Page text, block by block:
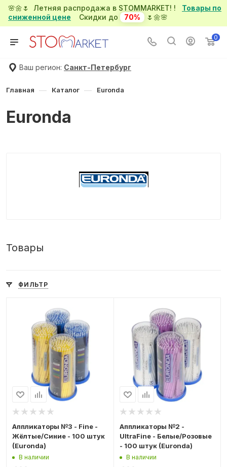
🌸🌼🌷 Летняя распродажа в STOMMARKET! ! Товары по
сниженной цене Скидки до 70% 🌷🌼🌸
0
Ваш регион: Санкт-Петербург
Главная — Каталог — Euronda
Euronda
Товары
ФИЛЬТР
Аппликаторы №3 - Fine -
Жёлтые/Синие - 100 штук
(Euronda)
В наличии
Аппликаторы №2 -
UltraFine - Белые/Розовые
- 100 штук (Euronda)
В наличии